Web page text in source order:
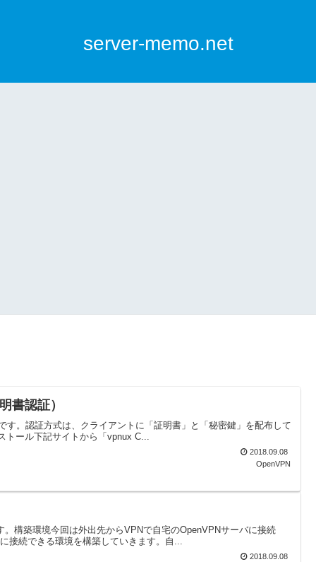
server-memo.net
書認証）
。認証方式は、クライアントに「証明書」と「秘密鍵」を配布して
ール下記サイトから「vpnux C...
2018.09.08
OpenVPN
構築環境今回は外出先からVPNで自宅のOpenVPNサーバに接続
接続できる環境を構築していきます。自...
2018.09.08